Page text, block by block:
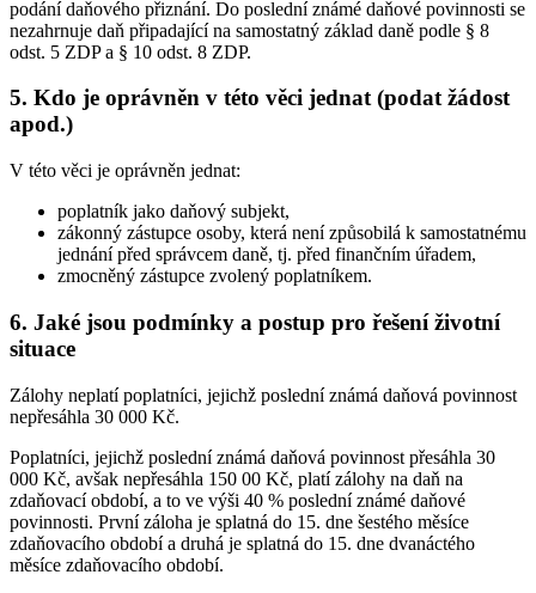
podání daňového přiznání. Do poslední známé daňové povinnosti se
nezahrnuje daň připadající na samostatný základ daně podle § 8
odst. 5 ZDP a § 10 odst. 8 ZDP.
5. Kdo je oprávněn v této věci jednat (podat žádost
apod.)
V této věci je oprávněn jednat:
poplatník jako daňový subjekt,
zákonný zástupce osoby, která není způsobilá k samostatnému
jednání před správcem daně, tj. před finančním úřadem,
zmocněný zástupce zvolený poplatníkem.
6. Jaké jsou podmínky a postup pro řešení životní
situace
Zálohy neplatí poplatníci, jejichž poslední známá daňová povinnost
nepřesáhla 30 000 Kč.
Poplatníci, jejichž poslední známá daňová povinnost přesáhla 30
000 Kč, avšak nepřesáhla 150 00 Kč, platí zálohy na daň na
zdaňovací období, a to ve výši 40 % poslední známé daňové
povinnosti. První záloha je splatná do 15. dne šestého měsíce
zdaňovacího období a druhá je splatná do 15. dne dvanáctého
měsíce zdaňovacího období.